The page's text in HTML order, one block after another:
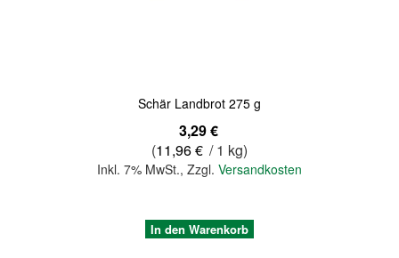
Schär Landbrot 275 g
3,29 €
(11,96 € / 1 kg)
Inkl. 7% MwSt., Zzgl. Versandkosten
In den Warenkorb